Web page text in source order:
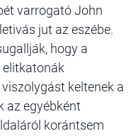
varrogató John
jut az eszébe.
hogy a
elitkatonák
keltenek a
az egyébként
korántsem